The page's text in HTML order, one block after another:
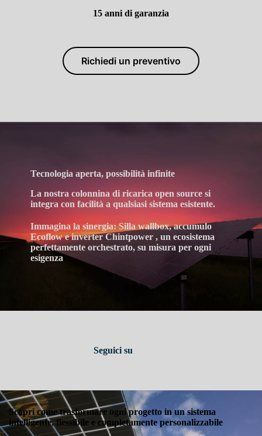
15 anni di garanzia
Richiedi un preventivo
Tecnologia aperta, possibilità infinite
La nostracolonnina di ricarica open source si
integra con facilità a qualsiasi sistema esistente.
Immagina la sinergia: Silla wallbox, accumulo
Ecoflow e inverter Chintpower ,un ecosistema
perfettamente orchestrato, su misura per ogni
esigenza
Seguici su
Scopri come trasformare ogni progetto in un sistema
intelligente, flessibile e completamente personalizzabile